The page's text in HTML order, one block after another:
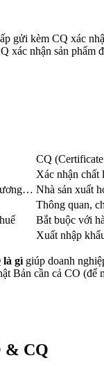
gửi kèm CQ xác
xác nhận sản phẩm
CQ
Xác nhận chất
Nhà sản xuất
Thông quan,
Bắt buộc với
Xuất nhập
là gì giúp doanh
Bản cần cả CO (để
& CQ